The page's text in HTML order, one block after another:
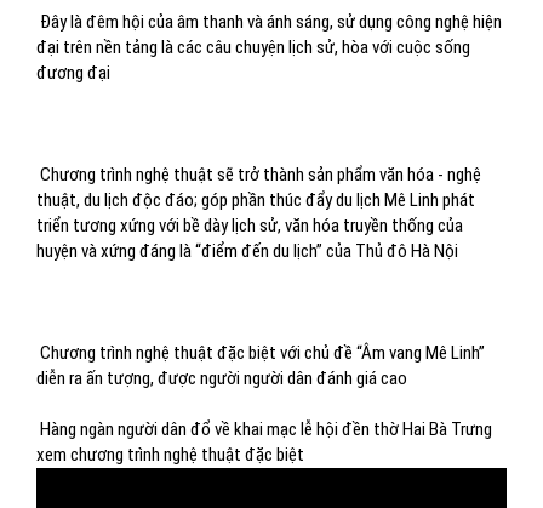
Đây là đêm hội của âm thanh và ánh sáng, sử dụng công nghệ hiện
đại trên nền tảng là các câu chuyện lịch sử, hòa với cuộc sống
đương đại
Chương trình nghệ thuật sẽ trở thành sản phẩm văn hóa - nghệ
thuật, du lịch độc đáo; góp phần thúc đẩy du lịch Mê Linh phát
triển tương xứng với bề dày lịch sử, văn hóa truyền thống của
huyện và xứng đáng là “điểm đến du lịch” của Thủ đô Hà Nội
Chương trình nghệ thuật đặc biệt với chủ đề “Âm vang Mê Linh”
diễn ra ấn tượng, được người người dân đánh giá cao
Hàng ngàn người dân đổ về khai mạc lễ hội đền thờ Hai Bà Trưng
xem chương trình nghệ thuật đặc biệt